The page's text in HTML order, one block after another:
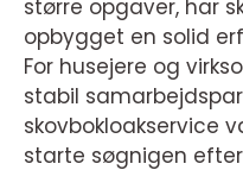
større opgaver, har
opbygget en solid
For husejere og
stabil
skovbokloakservice
starte søgnigen